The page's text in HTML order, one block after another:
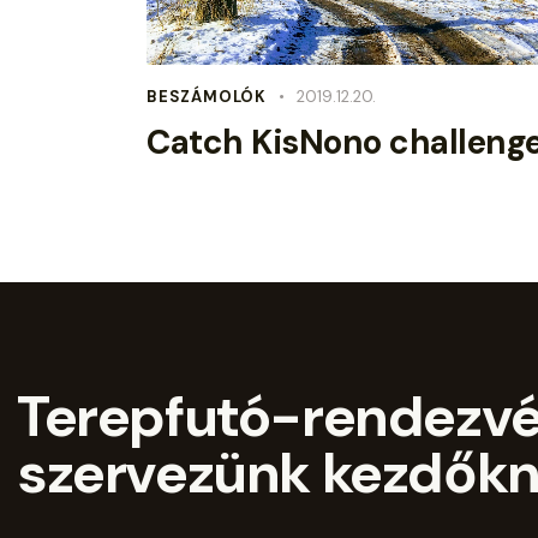
BESZÁMOLÓK 2019.12.20.
Catch KisNono
Terepfutó-
szervezünk